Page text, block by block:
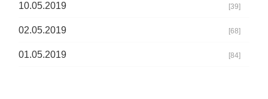
10.05.2019 [39]
02.05.2019 [68]
01.05.2019 [84]